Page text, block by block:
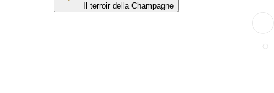
Il terroir della Champagne